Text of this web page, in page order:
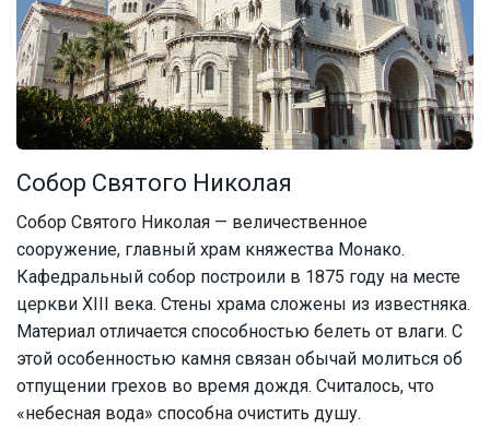
Собор Святого Николая
Собор Святого Николая — величественное
сооружение, главный храм княжества Монако.
Кафедральный собор построили в 1875 году на месте
церкви XIII века. Стены храма сложены из известняка.
Материал отличается способностью белеть от влаги. С
этой особенностью камня связан обычай молиться об
отпущении грехов во время дождя. Считалось, что
«небесная вода» способна очистить душу.